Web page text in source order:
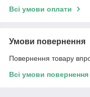
Всі умови оплати
Умови повернення
Повернення товару
Всі умови повернення